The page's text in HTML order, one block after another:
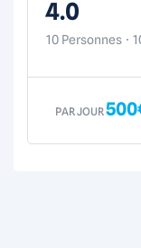
10 Personnes
PAR JOUR600